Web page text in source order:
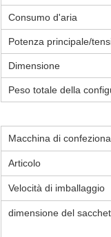
Consumo d'aria
Potenza principale/
Dimensione
Peso totale della
Macchina di
Articolo
Velocità di imballaggio
dimensione del